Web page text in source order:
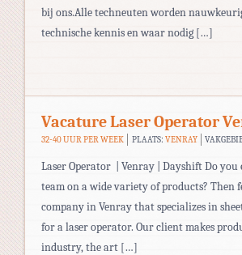
bij ons.Alle techneuten worden
technische kennis en waar nodig […]
Vacature Laser Operator
32-40 UUR PER WEEK PLAATS: VENRAY
Laser Operator | Venray | Dayshift Do
team on a wide variety of products? Then
company in Venray that specializes in
for a laser operator. Our client makes
industry, the art […]